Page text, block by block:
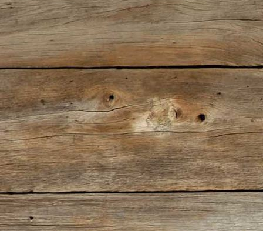
IMG_0375(2)